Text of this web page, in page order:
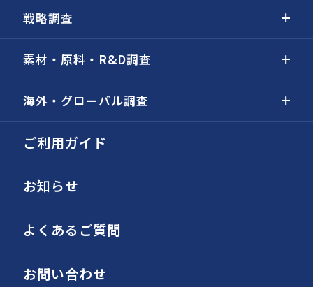
戦略調査
素材・原料・R&D調査
海外・グローバル調査
ご利用ガイド
お知らせ
よくあるご質問
お問い合わせ